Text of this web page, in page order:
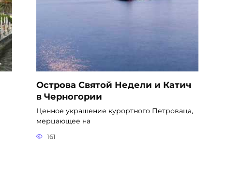
Острова Святой Недели и Катич
в Черногории
Ценное украшение курортного Петроваца,
мерцающее на
161